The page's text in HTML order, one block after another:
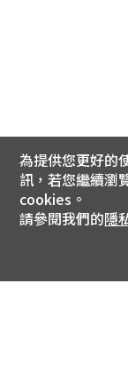
為提供您更好的
訊，若您繼續瀏
cookies。
請參閱我們的隱